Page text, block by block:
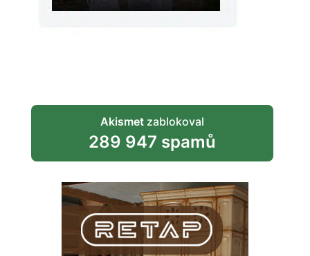
Akismetzablokoval
289 947 spamů